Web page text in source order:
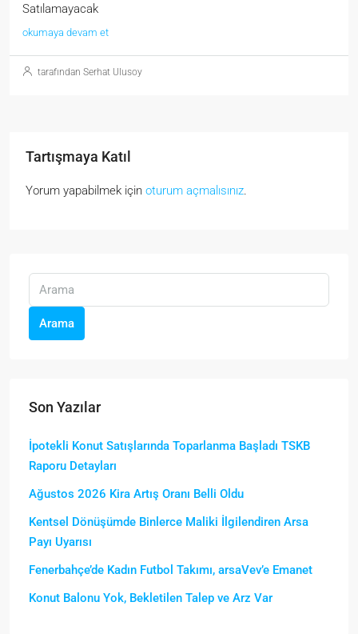
Satılamayacak
okumaya devam et
tarafından Serhat Ulusoy
Tartışmaya Katıl
Yorum yapabilmek için oturum açmalısınız.
Arama
Son Yazılar
İpotekli Konut Satışlarında Toparlanma Başladı TSKB
Raporu Detayları
Ağustos 2026 Kira Artış Oranı Belli Oldu
Kentsel Dönüşümde Binlerce Maliki İlgilendiren Arsa
Payı Uyarısı
Fenerbahçe’de Kadın Futbol Takımı, arsaVev’e Emanet
Konut Balonu Yok, Bekletilen Talep ve Arz Var